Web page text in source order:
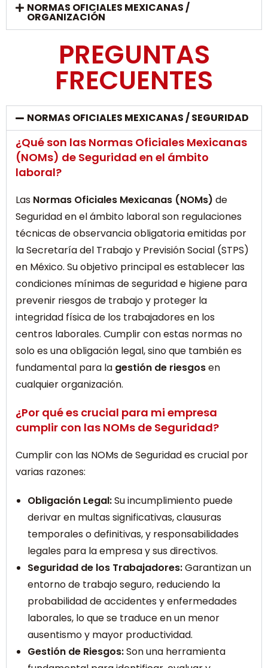
NORMAS OFICIALES MEXICANAS /
ORGANIZACIÓN
PREGUNTAS
FRECUENTES
NORMAS OFICIALES MEXICANAS / SEGURIDAD
¿Qué son las Normas Oficiales Mexicanas
(NOMs) de Seguridad en el ámbito
laboral?
Las Normas Oficiales Mexicanas (NOMs) de
Seguridad en el ámbito laboral son regulaciones
técnicas de observancia obligatoria emitidas por
la Secretaría del Trabajo y Previsión Social (STPS)
en México. Su objetivo principal es establecer las
condiciones mínimas de seguridad e higiene para
prevenir riesgos de trabajo y proteger la
integridad física de los trabajadores en los
centros laborales. Cumplir con estas normas no
solo es una obligación legal, sino que también es
fundamental para la gestión de riesgosen
cualquier organización.
¿Por qué es crucial para mi empresa
cumplir con las NOMs de Seguridad?
Cumplir con las NOMs de Seguridad es crucial por
varias razones:
Obligación Legal:Su incumplimiento puede
derivar en multas significativas, clausuras
temporales o definitivas, y responsabilidades
legales para la empresa y sus directivos.
Seguridad de los Trabajadores:Garantizan un
entorno de trabajo seguro, reduciendo la
probabilidad de accidentes y enfermedades
laborales, lo que se traduce en un menor
ausentismo y mayor productividad.
Gestión de Riesgos:Son una herramienta